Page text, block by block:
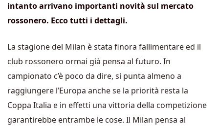
intanto arrivano importanti novità sul mercato
rossonero. Ecco tutti i dettagli.
La stagione del Milan è stata finora fallimentare ed il
club rossonero ormai già pensa al futuro. In
campionato c’è poco da dire, si punta almeno a
raggiungere l’Europa anche se la priorità resta la
Coppa Italia e in effetti una vittoria della competizione
garantirebbe entrambe le cose. Il Milan pensa al